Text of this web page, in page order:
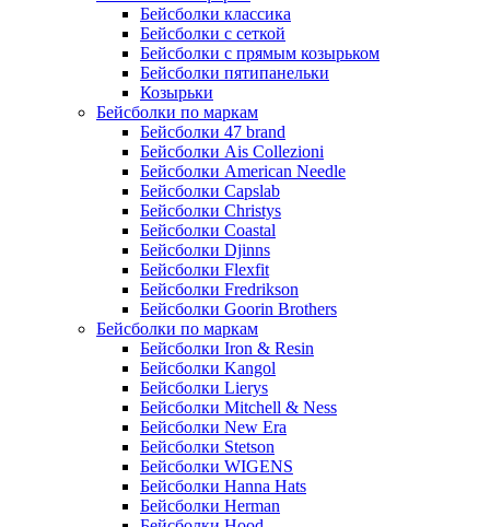
Бейсболки классика
Бейсболки с сеткой
Бейсболки с прямым козырьком
Бейсболки пятипанельки
Козырьки
Бейсболки по маркам
Бейсболки 47 brand
Бейсболки Ais Collezioni
Бейсболки American Needle
Бейсболки Capslab
Бейсболки Christys
Бейсболки Coastal
Бейсболки Djinns
Бейсболки Flexfit
Бейсболки Fredrikson
Бейсболки Goorin Brothers
Бейсболки по маркам
Бейсболки Iron & Resin
Бейсболки Kangol
Бейсболки Lierys
Бейсболки Mitchell & Ness
Бейсболки New Era
Бейсболки Stetson
Бейсболки WIGENS
Бейсболки Hanna Hats
Бейсболки Herman